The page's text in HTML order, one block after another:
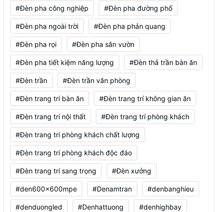
#Đèn pha công nghiệp #Đèn pha đường phố
#Đèn pha ngoài trời #Đèn pha phản quang
#Đèn pha rọi #Đèn pha sân vườn
#Đèn pha tiết kiệm năng lượng #Đèn thả trần bàn ăn
#Đèn trần #Đèn trần văn phòng
#Đèn trang trí bàn ăn #Đèn trang trí không gian ăn
#Đèn trang trí nội thất #Đèn trang trí phòng khách
#Đèn trang trí phòng khách chất lượng
#Đèn trang trí phòng khách độc đáo
#Đèn trang trí sang trọng #Đèn xưởng
#den600x600mpe #Denamtran #denbanghieu
#denduongled #Denhattuong #denhighbay